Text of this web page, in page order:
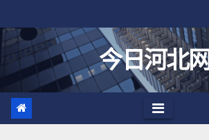
至
今日河北网